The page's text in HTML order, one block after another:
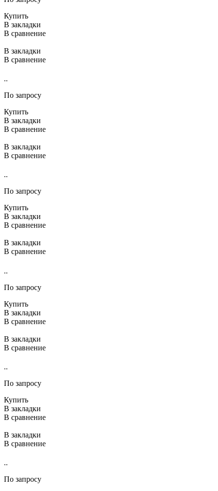
Купить
В закладки
В сравнение
В закладки
В сравнение
..
По запросу
Купить
В закладки
В сравнение
В закладки
В сравнение
..
По запросу
Купить
В закладки
В сравнение
В закладки
В сравнение
..
По запросу
Купить
В закладки
В сравнение
В закладки
В сравнение
..
По запросу
Купить
В закладки
В сравнение
В закладки
В сравнение
..
По запросу